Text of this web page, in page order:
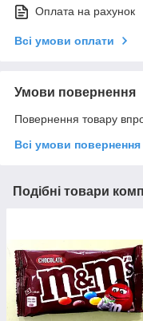
Оплата на рахунок
Всі умови оплати
Умови повернення
Повернення товару
Всі умови повернення
Подібні товари